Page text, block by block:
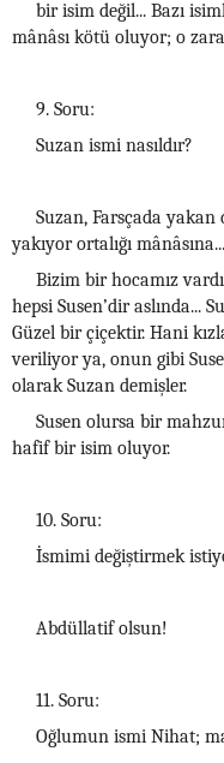
bir isim değil... Bazı
mânâsı kötü oluyor; o
9. Soru:
Suzan ismi nasıldır?
Suzan, Farsçada
yakıyor ortalığı
Bizim bir hocamız
hepsi Susen’dir aslında...
Güzel bir çiçektir. Hani
veriliyor ya, onun gibi
olarak Suzan demişler.
Susen olursa bir
hafif bir isim oluyor.
10. Soru:
İsmimi değiştirmek
Abdüllatif olsun!
11. Soru:
Oğlumun ismi Nihat;